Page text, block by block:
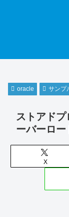
oracle サンプ
ストアド
ーバーロ
X